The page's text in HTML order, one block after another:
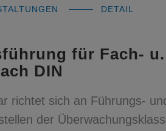
DETAIL
für Fach- u.
DIN
richtet sich an Führungs-
der